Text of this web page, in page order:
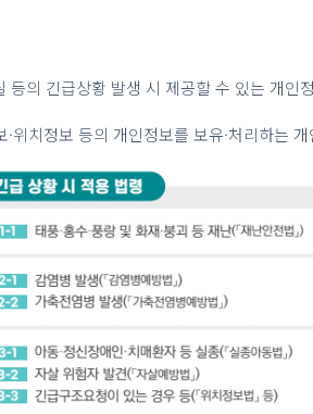
긴급상황 발생 시 제공할 수 있는 개인
위치정보 등의 개인정보를 보유·처리하는